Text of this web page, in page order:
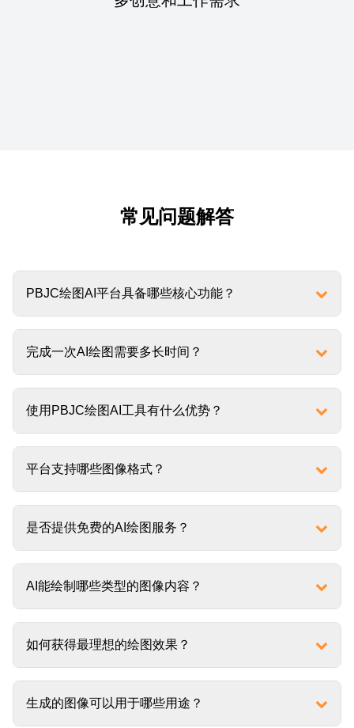
常见问题解答
PBJC绘图AI平台具备哪些核心功能？
完成一次AI绘图需要多长时间？
使用PBJC绘图AI工具有什么优势？
平台支持哪些图像格式？
是否提供免费的AI绘图服务？
AI能绘制哪些类型的图像内容？
如何获得最理想的绘图效果？
生成的图像可以用于哪些用途？